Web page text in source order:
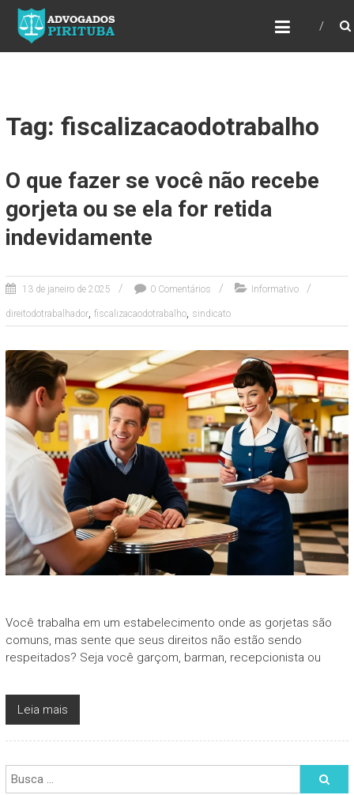
ADVOGADOS PIRITUBA
Precisando de advogado? Entre em contato!
Fazemos toda a assessoria que você
Tag: fiscalizacaodotrabalho
O que fazer se você não recebe
gorjeta ou se ela for retida
indevidamente
13 de janeiro de 2025 0 Comentários Informativo
direitodotrabalhador, fiscalizacaodotrabalho, sindicato
Você trabalha em um estabelecimento onde as gorjetas são
comuns, mas sente que seus direitos não estão sendo
respeitados? Seja você garçom, barman, recepcionista ou
Leia mais